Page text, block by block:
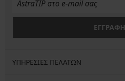
ΕΓΓΡΑΦΗ
ΥΠΗΡΕΣΙΕΣ ΠΕΛΑΤΩΝ